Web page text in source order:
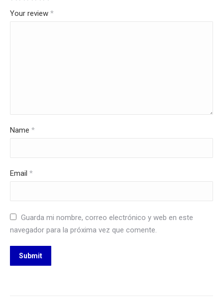
Your review *
Name *
Email *
Guarda mi nombre, correo electrónico y web en este
navegador para la próxima vez que comente.